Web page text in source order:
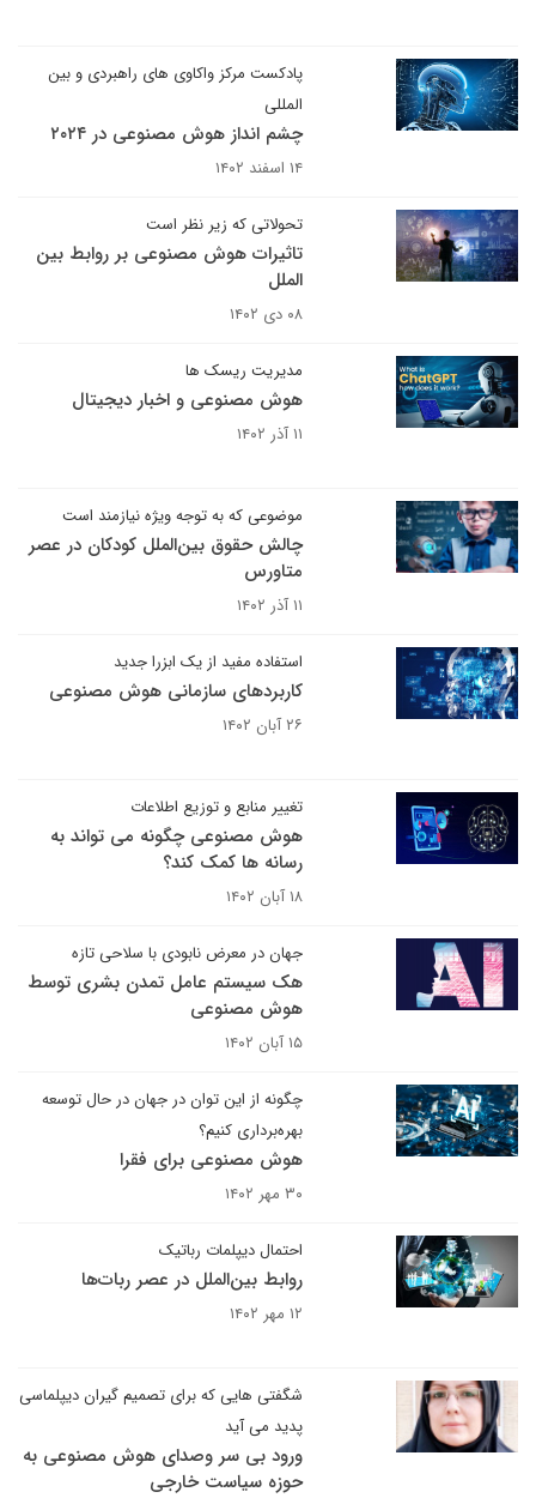
پادکست مرکز واکاوی های راهبردی و بین
المللی
چشم انداز هوش مصنوعی در ۲۰۲۴
۱۴ اسفند ۱۴۰۲
تحولاتی که زیر نظر است
تاثیرات هوش مصنوعی بر روابط بین
الملل
۰۸ دی ۱۴۰۲
مدیریت ریسک ها
هوش مصنوعی و اخبار دیجیتال
۱۱ آذر ۱۴۰۲
موضوعی که به توجه ویژه نیازمند است
چالش حقوق بین‌الملل کودکان در عصر
متاورس
۱۱ آذر ۱۴۰۲
استفاده مفید از یک ابزرا جدید
کاربردهای سازمانی هوش مصنوعی
۲۶ آبان ۱۴۰۲
تغییر منابع و توزیع اطلاعات
هوش مصنوعی چگونه می تواند به
رسانه ها کمک کند؟
۱۸ آبان ۱۴۰۲
جهان در معرض نابودی با سلاحی تازه
هک سیستم عامل تمدن بشری توسط
هوش مصنوعی
۱۵ آبان ۱۴۰۲
چگونه از این توان در جهان در حال توسعه
بهره‌برداری کنیم؟
هوش مصنوعی برای فقرا
۳۰ مهر ۱۴۰۲
احتمال دیپلمات رباتیک
روابط بین‌الملل در عصر ربات‌ها
۱۲ مهر ۱۴۰۲
شگفتی هایی که برای تصمیم گیران دیپلماسی
پدید می آید
ورود بی سر وصدای هوش مصنوعی به
حوزه سیاست خارجی